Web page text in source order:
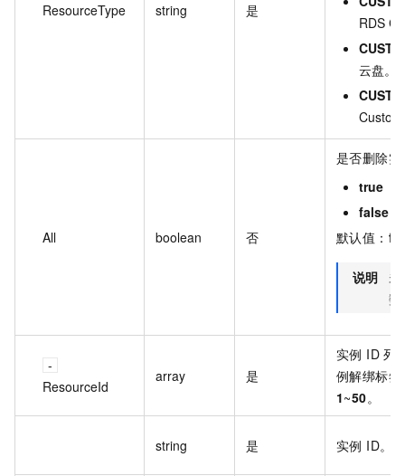
ResourceType string 是
RDS
云盘。
All boolean 否
是否删除
true
false
默认值：
说明 未
数
ResourceId
array 是
实例 ID 列
例解绑标
1~50。
string 是 实例 ID。